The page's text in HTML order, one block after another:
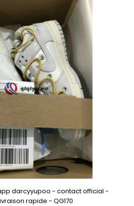
darcyyupoo - contact official -
rapide - QG170